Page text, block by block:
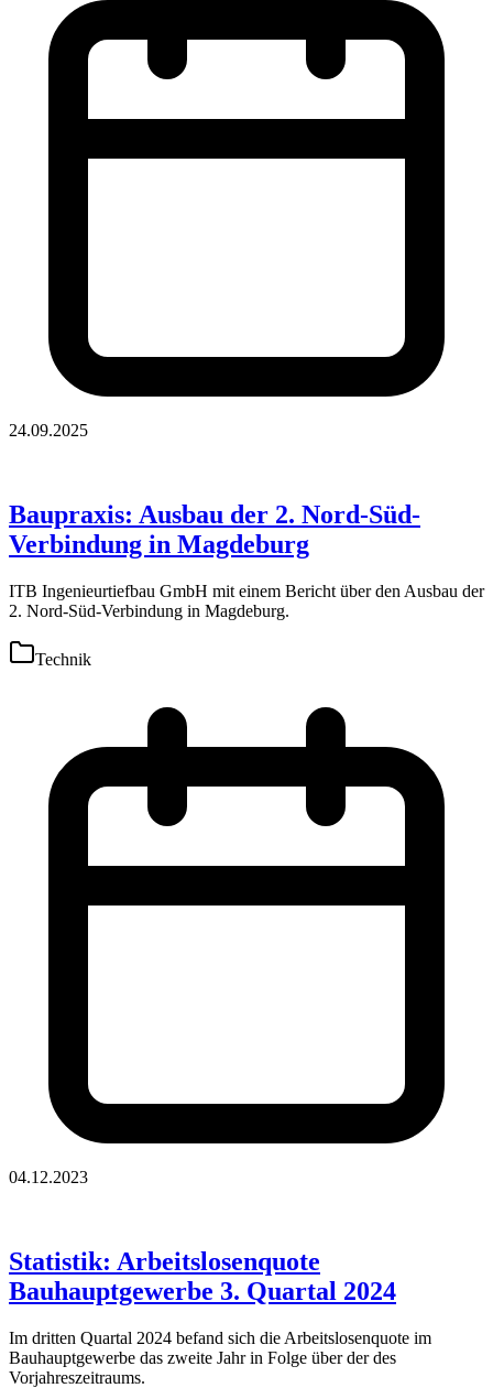
24.09.2025
Baupraxis: Ausbau der 2. Nord-Süd-
Verbindung in Magdeburg
ITB Ingenieurtiefbau GmbH mit einem Bericht über den Ausbau der
2. Nord-Süd-Verbindung in Magdeburg.
Technik
04.12.2023
Statistik: Arbeitslosenquote
Bauhauptgewerbe 3. Quartal 2024
Im dritten Quartal 2024 befand sich die Arbeitslosenquote im
Bauhauptgewerbe das zweite Jahr in Folge über der des
Vorjahreszeitraums.